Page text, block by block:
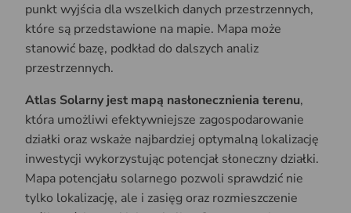
punkt wyjścia dla wszelkich danych przestrzennych,
które są przedstawione na mapie. Mapa może
stanowić bazę, podkład do dalszych analiz
przestrzennych.
Atlas Solarny jest mapą nasłonecznienia terenu,
która umożliwi efektywniejsze zagospodarowanie
działki oraz wskaże najbardziej optymalną lokalizację
inwestycji wykorzystując potencjał słoneczny działki.
Mapa potencjału solarnego pozwoli sprawdzić nie
tylko lokalizację, ale i zasięg oraz rozmieszczenie